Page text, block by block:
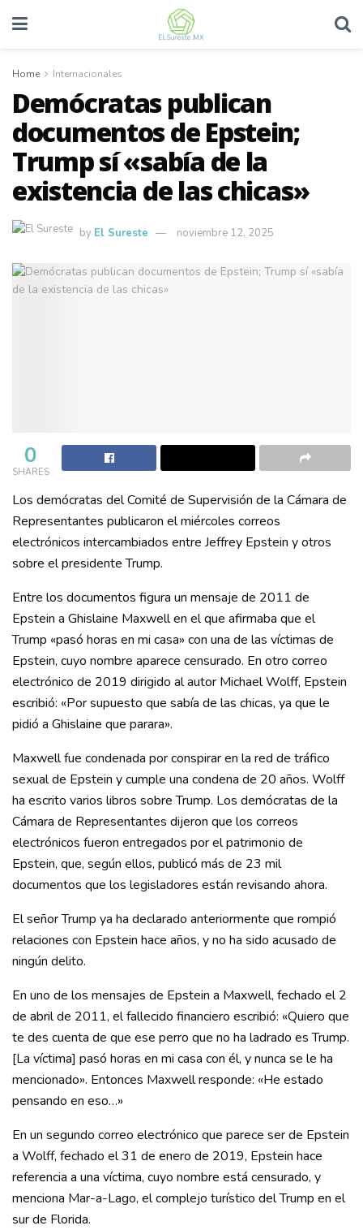
Home Internacionales
Demócratas publican
documentos de Epstein;
Trump sí «sabía de la
existencia de las chicas»
by El Sureste noviembre 12, 2025
0
SHARES
Los demócratas del Comité de Supervisión de la Cámara de
Representantes publicaron el miércoles correos
electrónicos intercambiados entre Jeffrey Epstein y otros
sobre el presidente Trump.
Entre los documentos figura un mensaje de 2011 de
Epstein a Ghislaine Maxwell en el que afirmaba que el
Trump «pasó horas en mi casa» con una de las víctimas de
Epstein, cuyo nombre aparece censurado. En otro correo
electrónico de 2019 dirigido al autor Michael Wolff, Epstein
escribió: «Por supuesto que sabía de las chicas, ya que le
pidió a Ghislaine que parara».
Maxwell fue condenada por conspirar en la red de tráfico
sexual de Epstein y cumple una condena de 20 años. Wolff
ha escrito varios libros sobre Trump. Los demócratas de la
Cámara de Representantes dijeron que los correos
electrónicos fueron entregados por el patrimonio de
Epstein, que, según ellos, publicó más de 23 mil
documentos que los legisladores están revisando ahora.
El señor Trump ya ha declarado anteriormente que rompió
relaciones con Epstein hace años, y no ha sido acusado de
ningún delito.
En uno de los mensajes de Epstein a Maxwell, fechado el 2
de abril de 2011, el fallecido financiero escribió: «Quiero que
te des cuenta de que ese perro que no ha ladrado es Trump.
[La víctima] pasó horas en mi casa con él, y nunca se le ha
mencionado». Entonces Maxwell responde: «He estado
pensando en eso…»
En un segundo correo electrónico que parece ser de Epstein
a Wolff, fechado el 31 de enero de 2019, Epstein hace
referencia a una víctima, cuyo nombre está censurado, y
menciona Mar-a-Lago, el complejo turístico del Trump en el
sur de Florida.